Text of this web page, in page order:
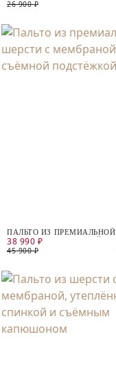
МЕМБРАНОЙ
26 900 ₽
ПАЛЬТО ИЗ ПРЕМИАЛЬНОЙ
ШЕРСТИ С МЕМБРАНОЙ И
СЪЁМНОЙ ПОДСТЁЖКОЙ
38 990 ₽
45 900 ₽